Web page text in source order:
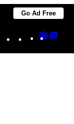
Go Ad Free
Instagram
TikTokYouTube
Google